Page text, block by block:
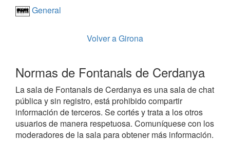
General
Volver a Girona
Normas de Fontanals de Cerdanya
La sala de Fontanals de Cerdanya es una sala de chat
pública y sin registro, está prohibido compartir
información de terceros. Se cortés y trata a los otros
usuarios de manera respetuosa. Comuníquese con los
moderadores de la sala para obtener más información.